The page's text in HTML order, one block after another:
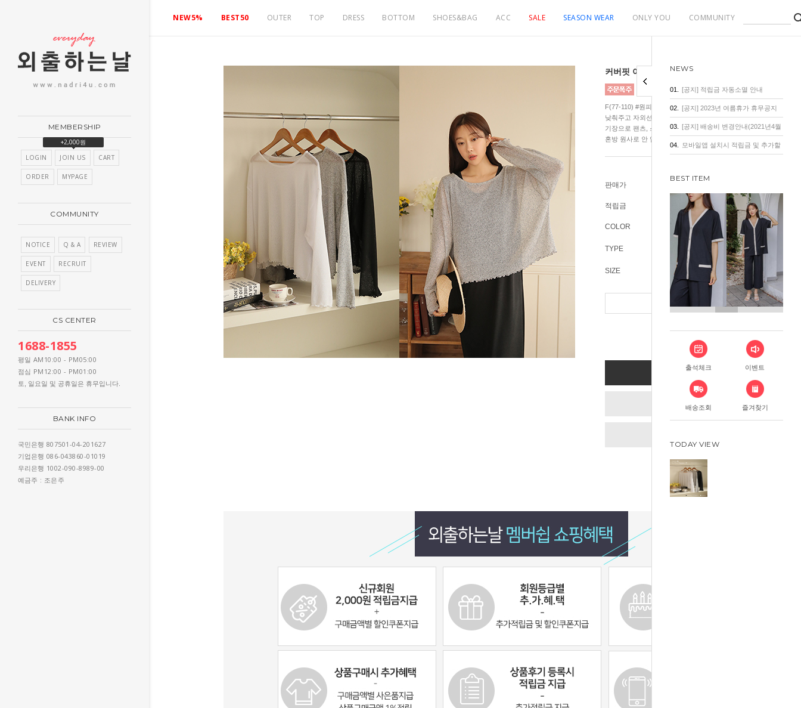
NEW5% BEST50 OUTER TOP DRESS BOTTOM SHOES&BAG ACC SALE SEASON WEAR ONLY YOU COMMUNITY
MEMBERSHIP
LOGIN JOIN US
+2,000원
CART
ORDER MYPAGE
COMMUNITY
NOTICE Q & A REVIEW
EVENT RECRUIT
DELIVERY
CS CENTER
1688-1855
평일 AM10:00 - PM05:00
점심 PM12:00 - PM01:00
토, 일요일 및 공휴일은 휴무입니다.
BANK INFO
국민은행 807501-04-201627
기업은행 086-043860-01019
우리은행 1002-090-8989-00
예금주 : 조은주
NEWS
01. [공지] 적립금 자동소멸 안내
02. [공지] 2023년 여름휴가 휴무공지
03. [공지] 배송비 변경안내(2021년4월
1일 기준)
04. 모바일앱 설치시 적립금 및 추가할
BEST ITEM
출석체크 이벤트
배송조회 즐겨찾기
TODAY VIEW
커버핏 아이스쿨 여리 프릴 니트
F(77-110) #원피스에딱 #살안타템 #여리니트 덥고 습한 날씨 체감
낮춰주고 자외선으로부터 보호해 줄 여리한 무드의 썸머 니트. 세미
기장으로 팬츠, 스커트, 원피스 다 잘 어울리는 여름 필수템! 시원한
혼방 원사로 안 입은듯 시원하게!
판매가
적립금 200원
COLOR
TYPE
SIZE
총 상품 금액
BUY NOW
ADD TO CART